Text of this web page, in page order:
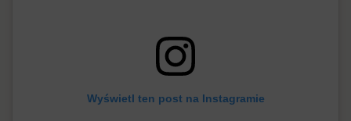
Wyświetl ten post na Instagramie